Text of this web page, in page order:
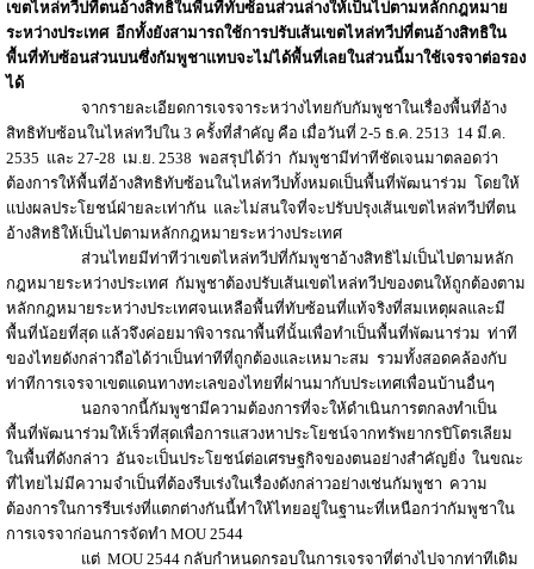
เขตไหล่ทวีปที่ตนอ้างสิทธิในพื้นที่ทับซ้อนส่วนล่างให้เป็นไปตามหลักกฎหมาย
ระหว่างประเทศ อีกทั้งยังสามารถใช้การปรับเส้นเขตไหล่ทวีปที่ตนอ้างสิทธิใน
พื้นที่ทับซ้อนส่วนบนซึ่งกัมพูชาแทบจะไม่ได้พื้นที่เลยในส่วนนี้มาใช้เจรจาต่อรอง
ได้
จากรายละเอียดการเจรจาระหว่างไทยกับกัมพูชาในเรื่องพื้นที่อ้าง
สิทธิทับซ้อนในไหล่ทวีปใน 3 ครั้งที่สำคัญ คือ เมื่อวันที่ 2-5 ธ.ค. 2513 14 มี.ค.
2535 และ 27-28 เม.ย. 2538 พอสรุปได้ว่า กัมพูชามีท่าทีชัดเจนมาตลอดว่า
ต้องการให้พื้นที่อ้างสิทธิทับซ้อนในไหล่ทวีปทั้งหมดเป็นพื้นที่พัฒนาร่วม โดยให้
แบ่งผลประโยชน์ฝ่ายละเท่ากัน และไม่สนใจที่จะปรับปรุงเส้นเขตไหล่ทวีปที่ตน
อ้างสิทธิให้เป็นไปตามหลักกฎหมายระหว่างประเทศ
ส่วนไทยมีท่าทีว่าเขตไหล่ทวีปที่กัมพูชาอ้างสิทธิไม่เป็นไปตามหลัก
กฎหมายระหว่างประเทศ กัมพูชาต้องปรับเส้นเขตไหล่ทวีปของตนให้ถูกต้องตาม
หลักกฎหมายระหว่างประเทศจนเหลือพื้นที่ทับซ้อนที่แท้จริงที่สมเหตุผลและมี
พื้นที่น้อยที่สุด แล้วจึงค่อยมาพิจารณาพื้นที่นั้นเพื่อทำเป็นพื้นที่พัฒนาร่วม ท่าที
ของไทยดังกล่าวถือได้ว่าเป็นท่าทีที่ถูกต้องและเหมาะสม รวมทั้งสอดคล้องกับ
ท่าทีการเจรจาเขตแดนทางทะเลของไทยที่ผ่านมากับประเทศเพื่อนบ้านอื่นๆ
นอกจากนี้กัมพูชามีความต้องการที่จะให้ดำเนินการตกลงทำเป็น
พื้นที่พัฒนาร่วมให้เร็วที่สุดเพื่อการแสวงหาประโยชน์จากทรัพยากรปิโตรเลียม
ในพื้นที่ดังกล่าว อันจะเป็นประโยชน์ต่อเศรษฐกิจของตนอย่างสำคัญยิ่ง ในขณะ
ที่ไทยไม่มีความจำเป็นที่ต้องรีบเร่งในเรื่องดังกล่าวอย่างเช่นกัมพูชา ความ
ต้องการในการรีบเร่งที่แตกต่างกันนี้ทำให้ไทยอยู่ในฐานะที่เหนือกว่ากัมพูชาใน
การเจรจาก่อนการจัดทำ MOU 2544
แต่ MOU 2544 กลับกำหนดกรอบในการเจรจาที่ต่างไปจากท่าทีเดิม